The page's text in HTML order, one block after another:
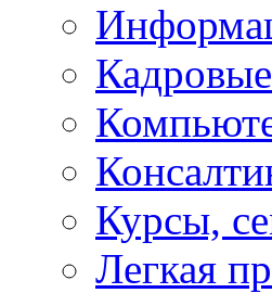
Кадровые
Курсы,
Легкая